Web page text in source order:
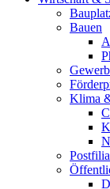
Bauen
Klima